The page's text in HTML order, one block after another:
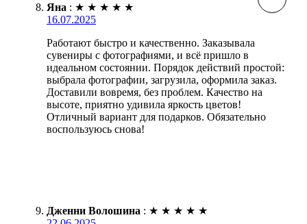
Яна : ★ ★ ★ ★ ★
16.07.2025
Работают быстро и качественно. Заказывала
сувениры с фотографиями, и всё пришло в
идеальном состоянии. Порядок действий простой:
выбрала фотографии, загрузила, оформила заказ.
Доставили вовремя, без проблем. Качество на
высоте, приятно удивила яркость цветов!
Отличный вариант для подарков. Обязательно
воспользуюсь снова!
Дженни Волошина : ★ ★ ★ ★ ★